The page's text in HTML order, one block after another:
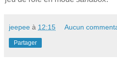
jeepee à 12:15 Aucun
Partager